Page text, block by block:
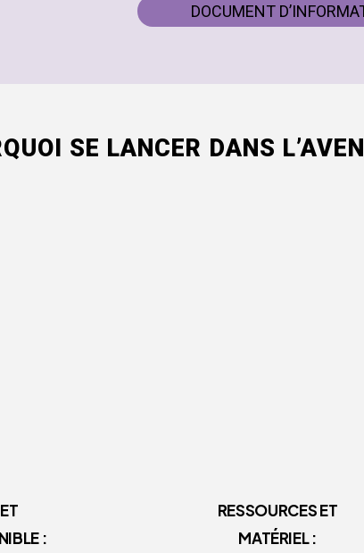
DOCUMENT
SE LANCER DANS
:
RESSOURCES ET
MATÉRIEL :